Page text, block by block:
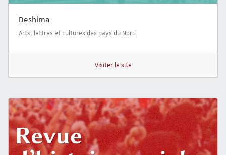
Deshima
Arts, lettres et cultures des pays du Nord
Visiter le site